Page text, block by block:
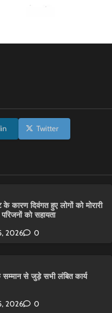
Twitter
कारण दिवंगत हुए लोगों को मोरारी
को सहायता
2026 0
सम्मान से जुड़े सभी लंबित कार्य
2026 0